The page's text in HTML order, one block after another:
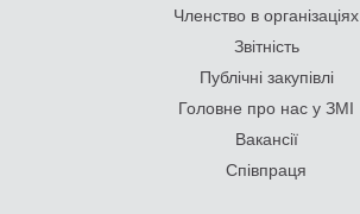
Членство в організаціях
Звітність
Публічні закупівлі
Головне про нас у ЗМІ
Вакансії
Співпраця